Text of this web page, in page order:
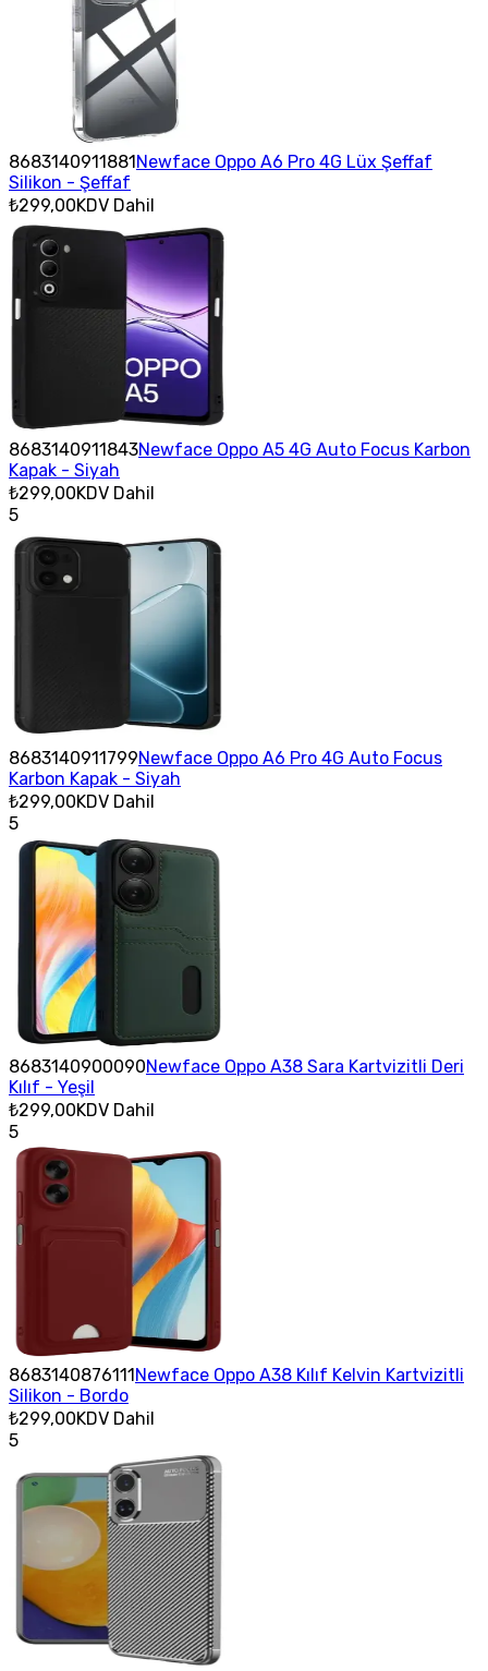
8683140911881Newface Oppo A6 Pro 4G Lüx Şeffaf
Silikon - Şeffaf
₺299,00KDV Dahil
8683140911843Newface Oppo A5 4G Auto Focus Karbon
Kapak - Siyah
₺299,00KDV Dahil
5
8683140911799Newface Oppo A6 Pro 4G Auto Focus
Karbon Kapak - Siyah
₺299,00KDV Dahil
5
8683140900090Newface Oppo A38 Sara Kartvizitli Deri
Kılıf - Yeşil
₺299,00KDV Dahil
5
8683140876111Newface Oppo A38 Kılıf Kelvin Kartvizitli
Silikon - Bordo
₺299,00KDV Dahil
5